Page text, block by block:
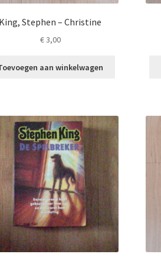
Stephen – Christine
€3,00
aan winkelwagen